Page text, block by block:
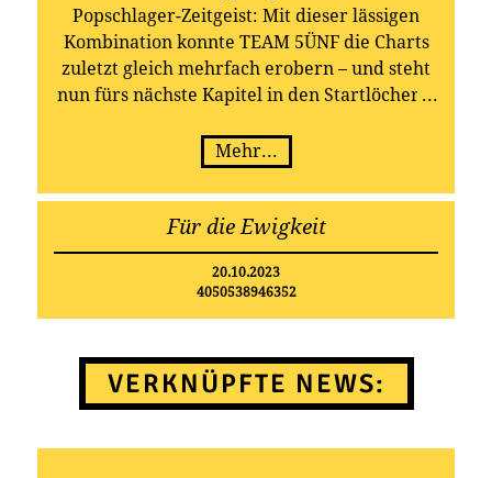
Popschlager-Zeitgeist: Mit dieser lässigen
Kombination konnte TEAM 5ÜNF die Charts
zuletzt gleich mehrfach erobern – und steht
nun fürs nächste Kapitel in den Startlöchern!
am 20. Oktober!
Mehr...
Für die Ewigkeit
20.10.2023
4050538946352
VERKNÜPFTE NEWS: